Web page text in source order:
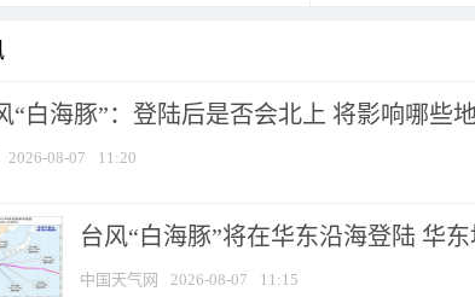
“白海豚”：登陆后是否会北上 将影响哪些
2026-08-07 11:20
台风“白海豚”将在华东沿海登陆 华
中国天气网 2026-08-07 11:15